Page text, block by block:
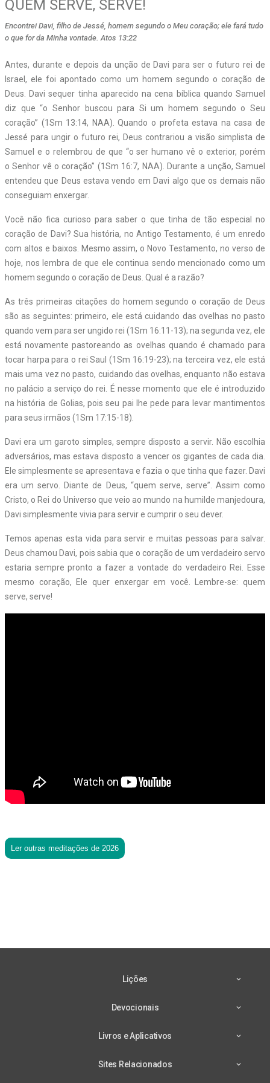
QUEM SERVE, SERVE!
Encontrei Davi, filho de Jessé, homem segundo o Meu coração; ele fará tudo
o que for da Minha vontade. Atos 13:22
Antes, durante e depois da unção de Davi para ser o futuro rei de
Israel, ele foi apontado como um homem segundo o coração de
Deus. Davi sequer tinha aparecido na cena bíblica quando Samuel
diz que “o Senhor buscou para Si um homem segundo o Seu
coração” (1Sm 13:14, NAA). Quando o profeta estava na casa de
Jessé para ungir o futuro rei, Deus contrariou a visão simplista de
Samuel e o relembrou de que “o ser humano vê o exterior, porém
o Senhor vê o coração” (1Sm 16:7, NAA). Durante a unção, Samuel
entendeu que Deus estava vendo em Davi algo que os demais não
conseguiam enxergar.
Você não fica curioso para saber o que tinha de tão especial no
coração de Davi? Sua história, no Antigo Testamento, é um enredo
com altos e baixos. Mesmo assim, o Novo Testamento, no verso de
hoje, nos lembra de que ele continua sendo mencionado como um
homem segundo o coração de Deus. Qual é a razão?
As três primeiras citações do homem segundo o coração de Deus
são as seguintes: primeiro, ele está cuidando das ovelhas no pasto
quando vem para ser ungido rei (1Sm 16:11-13); na segunda vez, ele
está novamente pastoreando as ovelhas quando é chamado para
tocar harpa para o rei Saul (1Sm 16:19-23); na terceira vez, ele está
mais uma vez no pasto, cuidando das ovelhas, enquanto não estava
no palácio a serviço do rei. É nesse momento que ele é introduzido
na história de Golias, pois seu pai lhe pede para levar mantimentos
para seus irmãos (1Sm 17:15-18).
Davi era um garoto simples, sempre disposto a servir. Não escolhia
adversários, mas estava disposto a vencer os gigantes de cada dia.
Ele simplesmente se apresentava e fazia o que tinha que fazer. Davi
era um servo. Diante de Deus, “quem serve, serve”. Assim como
Cristo, o Rei do Universo que veio ao mundo na humilde manjedoura,
Davi simplesmente vivia para servir e cumprir o seu dever.
Temos apenas esta vida para servir e muitas pessoas para salvar.
Deus chamou Davi, pois sabia que o coração de um verdadeiro servo
estaria sempre pronto a fazer a vontade do verdadeiro Rei. Esse
mesmo coração, Ele quer enxergar em você. Lembre-se: quem
serve, serve!
Ler outras meditações de 2026
Lições
Devocionais
Livros e Aplicativos
Sites Relacionados